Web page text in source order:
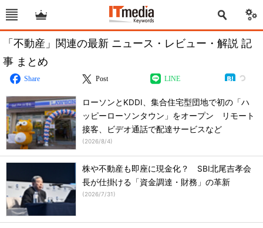
「不動産」関連の最新 ニュース・レビュー・解説 記
事 まとめ
Share Post LINE
ローソンとKDDI、集合住宅型団地で初の「ハ
ッピーローソンタウン」をオープン リモート
接客、ビデオ通話で配達サービスなど
(2026/8/4)
株や不動産も即座に現金化？ SBI北尾吉孝会
長が仕掛ける「資金調達・財務」の革新
(2026/7/31)